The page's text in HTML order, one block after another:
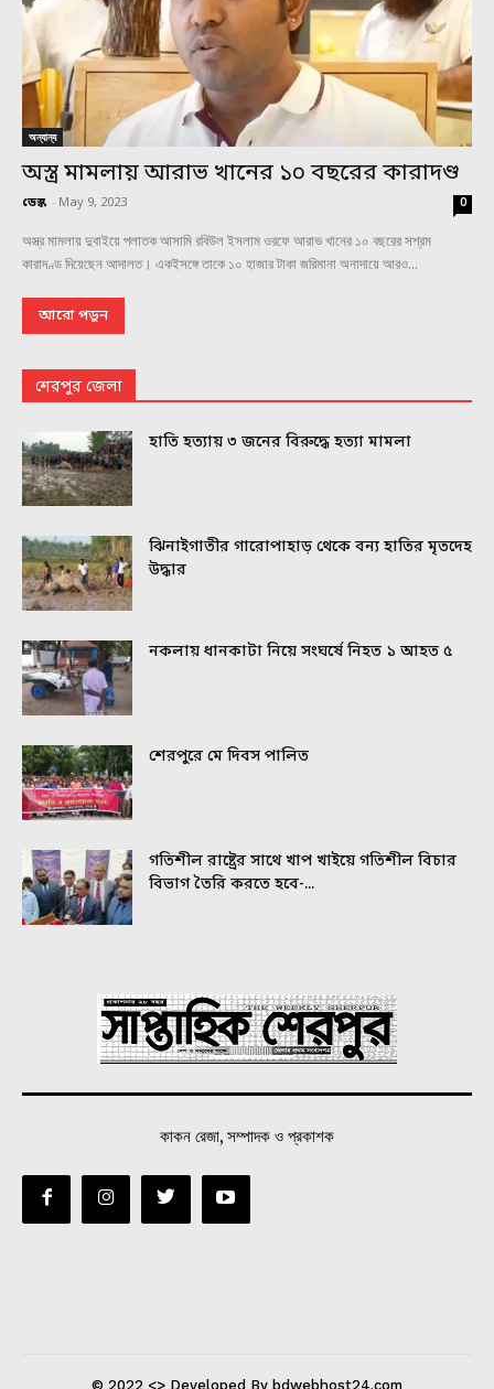
অন্যান্য
অস্ত্র মামলায় আরাভ খানের ১০ বছরের কারাদণ্ড
ডেস্ক - May 9, 2023 0
অস্ত্র মামলায় দুবাইয়ে পলাতক আসামি রবিউল ইসলাম ওরফে আরাভ খানের ১০ বছরের সশ্রম
কারাদণ্ড দিয়েছেন আদালত। একইসঙ্গে তাকে ১০ হাজার টাকা জরিমানা অনাদায়ে আরও...
আরো পড়ুন
শেরপুর জেলা
হাতি হত্যায় ৩ জনের বিরুদ্ধে হত্যা মামলা
ঝিনাইগাতীর গারোপাহাড় থেকে বন্য হাতির মৃতদেহ
উদ্ধার
নকলায় ধানকাটা নিয়ে সংঘর্ষে নিহত ১ আহত ৫
শেরপুরে মে দিবস পালিত
গতিশীল রাষ্ট্রের সাথে খাপ খাইয়ে গতিশীল বিচার
বিভাগ তৈরি করতে হবে-...
কাকন রেজা, সম্পাদক ও প্রকাশক
© 2022 <> Developed By bdwebhost24.com